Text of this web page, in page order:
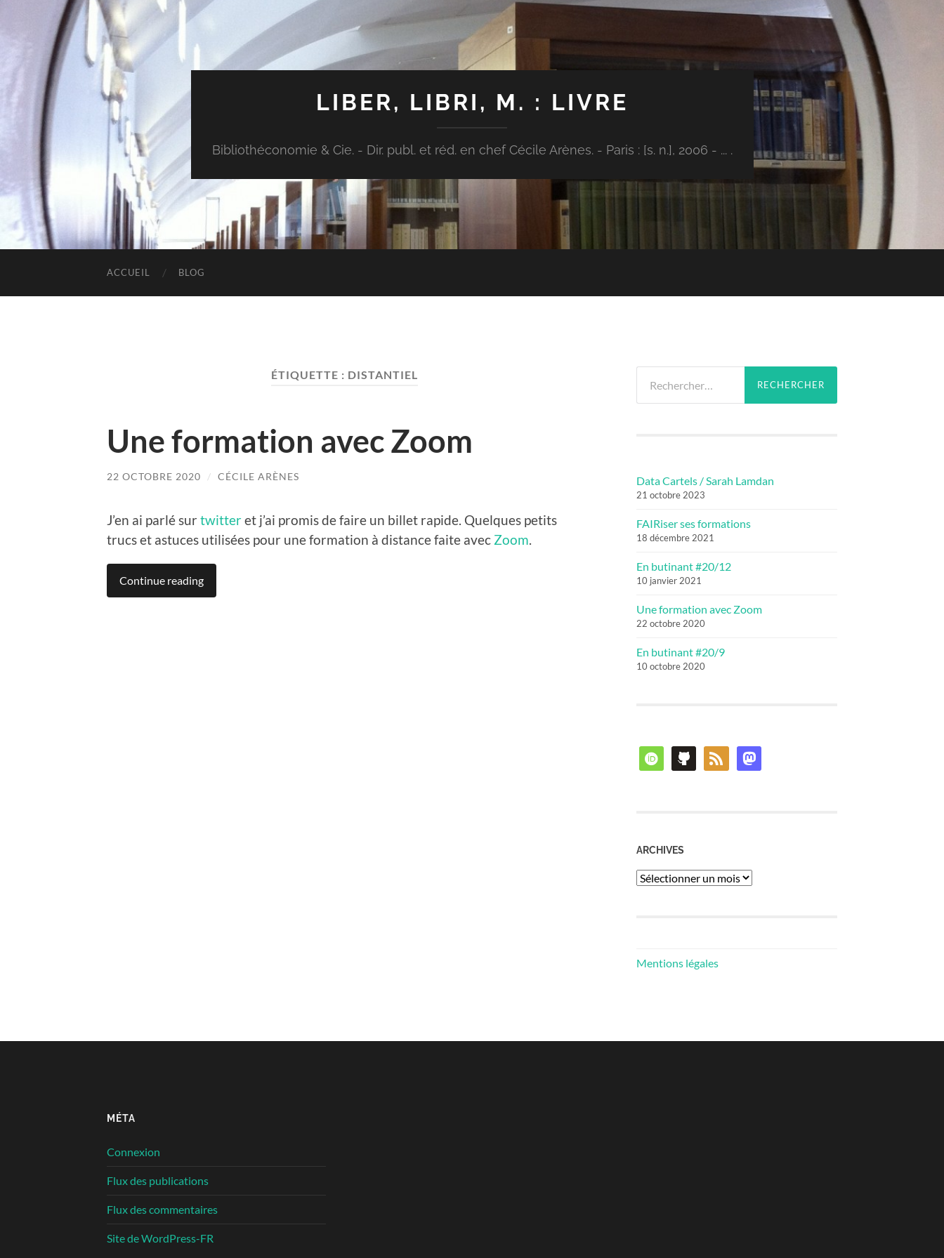
LIBER, LIBRI, M. : LIVRE
Bibliothéconomie & Cie. - Dir. publ. et réd. en chef Cécile Arènes. - Paris : [s. n.], 2006 - ... .
ACCUEIL BLOG
ÉTIQUETTE : DISTANTIEL
Une formation avec Zoom
22 OCTOBRE 2020 / CÉCILE ARÈNES
J’en ai parlé sur twitteret j’ai promis de faire un billet rapide. Quelques petits
trucs et astuces utilisées pour une formation à distance faite avec Zoom.
Continue reading
Data Cartels / Sarah Lamdan
21 octobre 2023
FAIRiser ses formations
18 décembre 2021
En butinant #20/12
10 janvier 2021
Une formation avec Zoom
22 octobre 2020
En butinant #20/9
10 octobre 2020
orcid github rss mastodon
ARCHIVES
Archives
Mentions légales
MÉTA
Connexion
Flux des publications
Flux des commentaires
Site de WordPress-FR